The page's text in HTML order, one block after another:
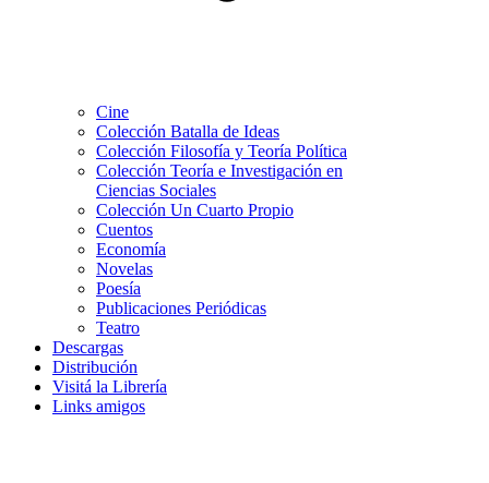
Cine
Colección Batalla de Ideas
Colección Filosofía y Teoría Política
Colección Teoría e Investigación en
Ciencias Sociales
Colección Un Cuarto Propio
Cuentos
Economía
Novelas
Poesía
Publicaciones Periódicas
Teatro
Descargas
Distribución
Visitá la Librería
Links amigos